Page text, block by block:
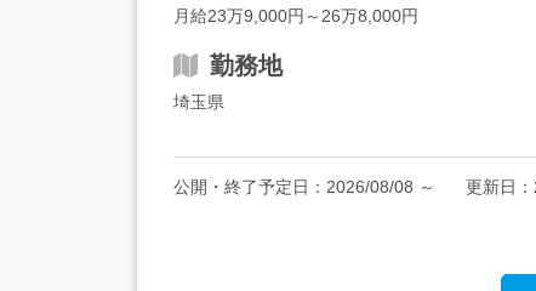
月給23万9,000円～26万8,000円
勤務地
埼玉県
公開・終了予定日： 2026/08/08 ～ 更新日：